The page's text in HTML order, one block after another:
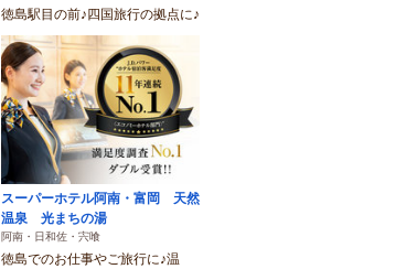
徳島駅目の前♪四国旅行の拠点に♪
スーパーホテル阿南・富岡 天然
温泉 光まちの湯
阿南・日和佐・宍喰
徳島でのお仕事やご旅行に♪温